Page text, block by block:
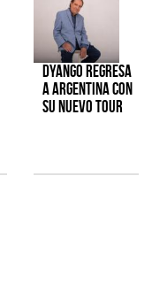
Dyango regresa
a Argentina con
su nuevo tour